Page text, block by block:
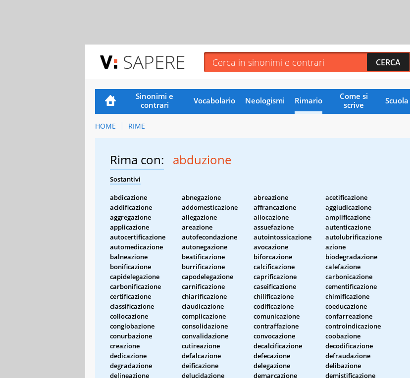
SAPERE
Sinonimi e
contrari
Vocabolario Neologismi Rimario
Come si
scrive
Scuola
HOME RIME
Rima con: abduzione
Sostantivi
abdicazione abnegazione abreazione
acetificazione
acidificazione
addomesticazione affrancazione
aggiudicazione
aggregazione
allegazione allocazione
amplificazione
applicazione
areazione assuefazione
autenticazione
autocertificazione
autofecondazione autointossicazione
autolubrificazione
automedicazione
autonegazione avocazione
azione
balneazione
beatificazione biforcazione
biodegradazione
bonificazione
burrificazione calcificazione
calefazione
capidelegazione
capodelegazione caprificazione
carbonicazione
carbonificazione
carnificazione caseificazione
cementificazione
certificazione
chiarificazione chilificazione
chimificazione
classificazione
claudicazione codificazione
coeducazione
collocazione
complicazione comunicazione
confarreazione
conglobazione
consolidazione contraffazione
controindicazione
conurbazione
convalidazione convocazione
coobazione
creazione
cutireazione decalcificazione
decodificazione
dedicazione
defalcazione defecazione
defraudazione
degradazione
deificazione delegazione
delibazione
delineazione
delucidazione demarcazione
demistificazione